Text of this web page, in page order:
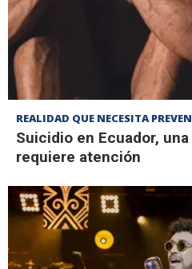
REALIDAD QUE NECESITA
Suicidio en Ecuador,
requiere atención